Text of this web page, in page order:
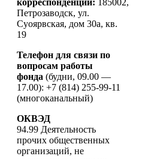
Петрозаводск, ул.
Суоярвская, дом 30а, кв.
19
Телефон для связи по
вопросам работы
фонда (будни, 09.00 —
17.00): +7 (814) 255-99-11
(многоканальный)
ОКВЭД
94.99 Деятельность
прочих общественных
организаций, не